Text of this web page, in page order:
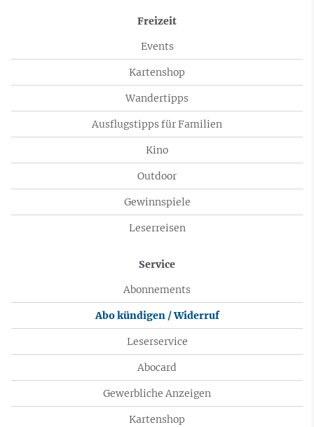
Freizeit
Events
Kartenshop
Wandertipps
Ausflugstipps für Familien
Kino
Outdoor
Gewinnspiele
Leserreisen
Service
Abonnements
Abo kündigen / Widerruf
Leserservice
Abocard
Gewerbliche Anzeigen
Kartenshop